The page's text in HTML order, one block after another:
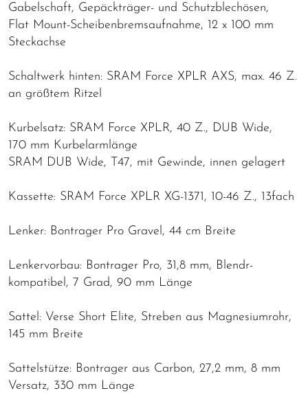
Gabelschaft, Gepäckträger- und Schutzblechösen,
Flat Mount-Scheibenbremsaufnahme, 12 x 100 mm
Steckachse
Schaltwerk hinten: SRAM Force XPLR AXS, max. 46 Z.
an größtem Ritzel
Kurbelsatz: SRAM Force XPLR, 40 Z., DUB Wide,
170 mm Kurbelarmlänge
SRAM DUB Wide, T47, mit Gewinde, innen gelagert
Kassette: SRAM Force XPLR XG-1371, 10-46 Z., 13fach
Lenker: Bontrager Pro Gravel, 44 cm Breite
Lenkervorbau: Bontrager Pro, 31,8 mm, Blendr-
kompatibel, 7 Grad, 90 mm Länge
Sattel: Verse Short Elite, Streben aus Magnesiumrohr,
145 mm Breite
Sattelstütze: Bontrager aus Carbon, 27,2 mm, 8 mm
Versatz, 330 mm Länge